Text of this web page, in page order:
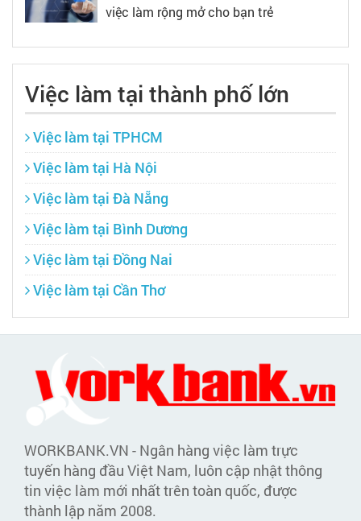
việc làm rộng mở cho bạn trẻ
Việc làm tại thành phố lớn
Việc làm tại TPHCM
Việc làm tại Hà Nội
Việc làm tại Đà Nẵng
Việc làm tại Bình Dương
Việc làm tại Đồng Nai
Việc làm tại Cần Thơ
WORKBANK.VN - Ngân hàng việc làm trực
tuyến hàng đầu Việt Nam, luôn cập nhật thông
tin việc làm mới nhất trên toàn quốc, được
thành lập năm 2008.